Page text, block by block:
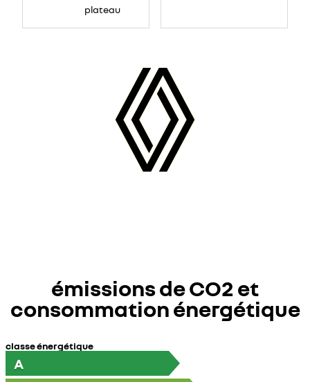
plateau
émissions de CO2 et
consommation énergétique
classe énergétique
A